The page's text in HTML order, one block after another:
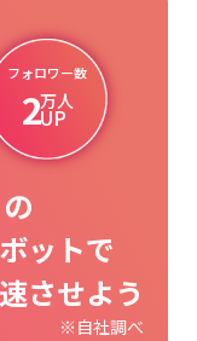
フォロワー数
2万人
UP
の
ットで
させよう
※自社調べ